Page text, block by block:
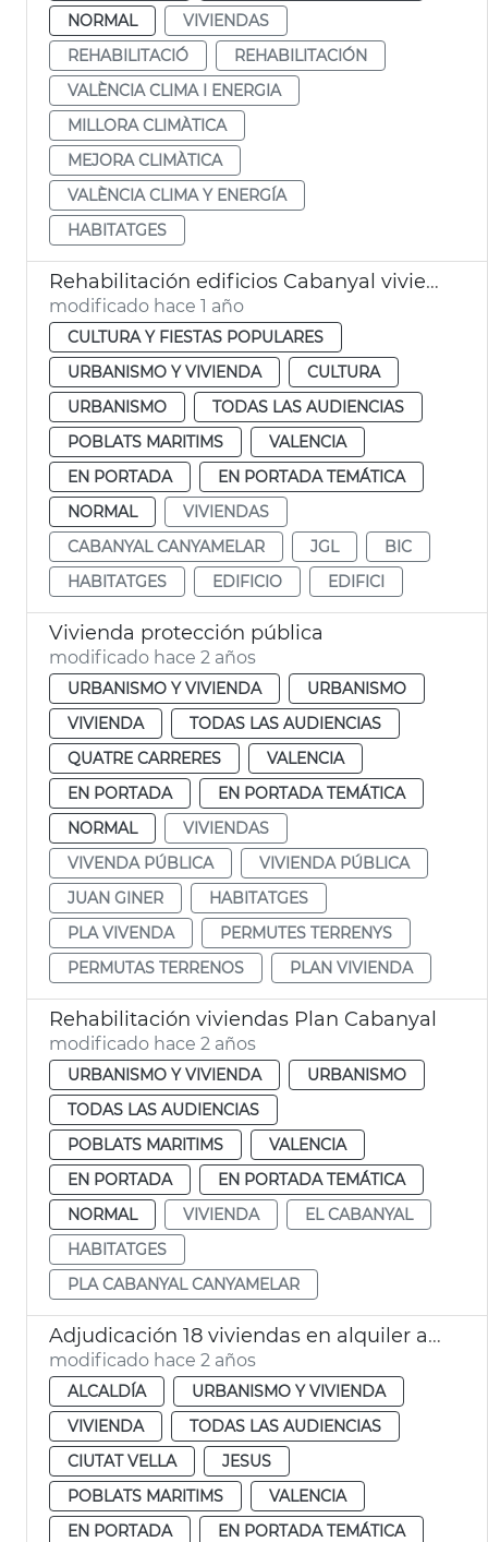
NORMAL
VIVIENDAS
REHABILITACIÓ
REHABILITACIÓN
VALÈNCIA CLIMA I ENERGIA
MILLORA CLIMÀTICA
MEJORA CLIMÀTICA
VALÈNCIA CLIMA Y ENERGÍA
HABITATGES
Rehabilitación edificios Cabanyal viviendas
modificado hace 1 año
CULTURA Y FIESTAS POPULARES
URBANISMO Y VIVIENDA
CULTURA
URBANISMO
TODAS LAS AUDIENCIAS
POBLATS MARITIMS
VALENCIA
EN PORTADA
EN PORTADA TEMÁTICA
NORMAL
VIVIENDAS
CABANYAL CANYAMELAR
JGL
BIC
HABITATGES
EDIFICIO EDIFICI
Vivienda protección pública
modificado hace 2 años
URBANISMO Y VIVIENDA
URBANISMO
VIVIENDA
TODAS LAS AUDIENCIAS
QUATRE CARRERES
VALENCIA
EN PORTADA
EN PORTADA TEMÁTICA
NORMAL
VIVIENDAS
VIVENDA PÚBLICA
VIVIENDA PÚBLICA
JUAN GINER
HABITATGES
PLA VIVENDA
PERMUTES TERRENYS
PERMUTAS TERRENOS
PLAN VIVIENDA
Rehabilitación viviendas Plan Cabanyal
modificado hace 2 años
URBANISMO Y VIVIENDA
URBANISMO
TODAS LAS AUDIENCIAS
POBLATS MARITIMS
VALENCIA
EN PORTADA
EN PORTADA TEMÁTICA
NORMAL
VIVIENDA
EL CABANYAL
HABITATGES
PLA CABANYAL CANYAMELAR
Adjudicación 18 viviendas en alquiler asequible
modificado hace 2 años
ALCALDÍA
URBANISMO Y VIVIENDA
VIVIENDA
TODAS LAS AUDIENCIAS
CIUTAT VELLA
JESUS
POBLATS MARITIMS
VALENCIA
EN PORTADA
EN PORTADA TEMÁTICA